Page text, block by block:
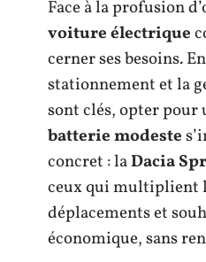
Face à la profusion
voiture électrique
cerner ses besoins.
stationnement et la
sont clés, opter pour
batterie modeste
concret : laDacia
ceux qui multiplient
déplacements et
économique, sans